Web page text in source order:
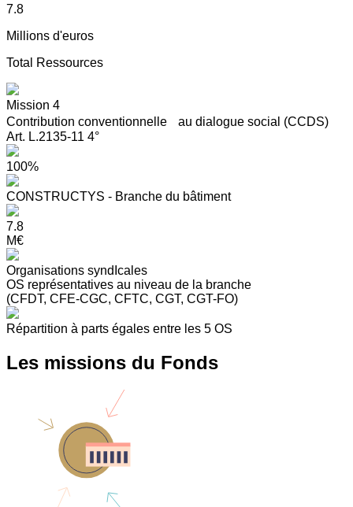
7.8
Millions d'euros
Total Ressources
Mission 4
Contribution conventionnelle au dialogue social (CCDS)
Art. L.2135-11 4°
100%
CONSTRUCTYS - Branche du bâtiment
7.8
M€
Organisations syndIcales
OS représentatives au niveau de la branche
(CFDT, CFE-CGC, CFTC, CGT, CGT-FO)
Répartition à parts égales entre les 5 OS
Les missions du Fonds